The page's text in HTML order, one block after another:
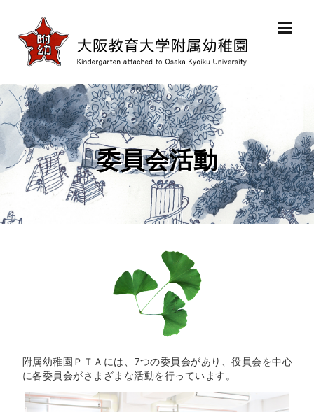
委員会活動
附属幼稚園ＰＴＡには、7つの委員会があり、役員会を中心
に各委員会がさまざまな活動を行っています。